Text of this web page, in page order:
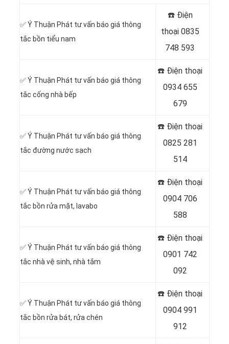
✅ Ý Thuận Phát tư vấn báo giá thông
tắc bồn tiểu nam
☎️ Điện
thoại0835
748 593
✅ Ý Thuận Phát tư vấn báo giá thông
tắc cống nhà bếp
☎️ Điện thoại
0934 655
679
✅ Ý Thuận Phát tư vấn báo giá thông
tắc đường nước sạch
☎️ Điện thoại
0825 281
514
✅ Ý Thuận Phát tư vấn báo giá thông
tắc bồn rửa mặt, lavabo
☎️ Điện thoại
0904 706
588
✅ Ý Thuận Phát tư vấn báo giá thông
tắc nhà vệ sinh, nhà tắm
☎️ Điện thoại
0901 742
092
✅ Ý Thuận Phát tư vấn báo giá thông
tắc bồn rửa bát, rửa chén
☎️ Điện thoại
0904 991
912